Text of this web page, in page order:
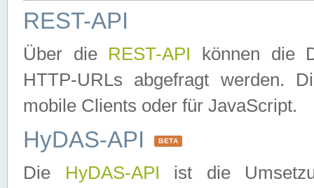
REST-API
Über die REST-API können die
HTTP-URLs abgefragt werden.
mobile Clients oder für JavaScript.
HyDAS-API BETA
Die HyDAS-API ist die